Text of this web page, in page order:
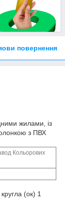
повернення
жилами, із
з ПВХ
Кольорових
(ок) 1